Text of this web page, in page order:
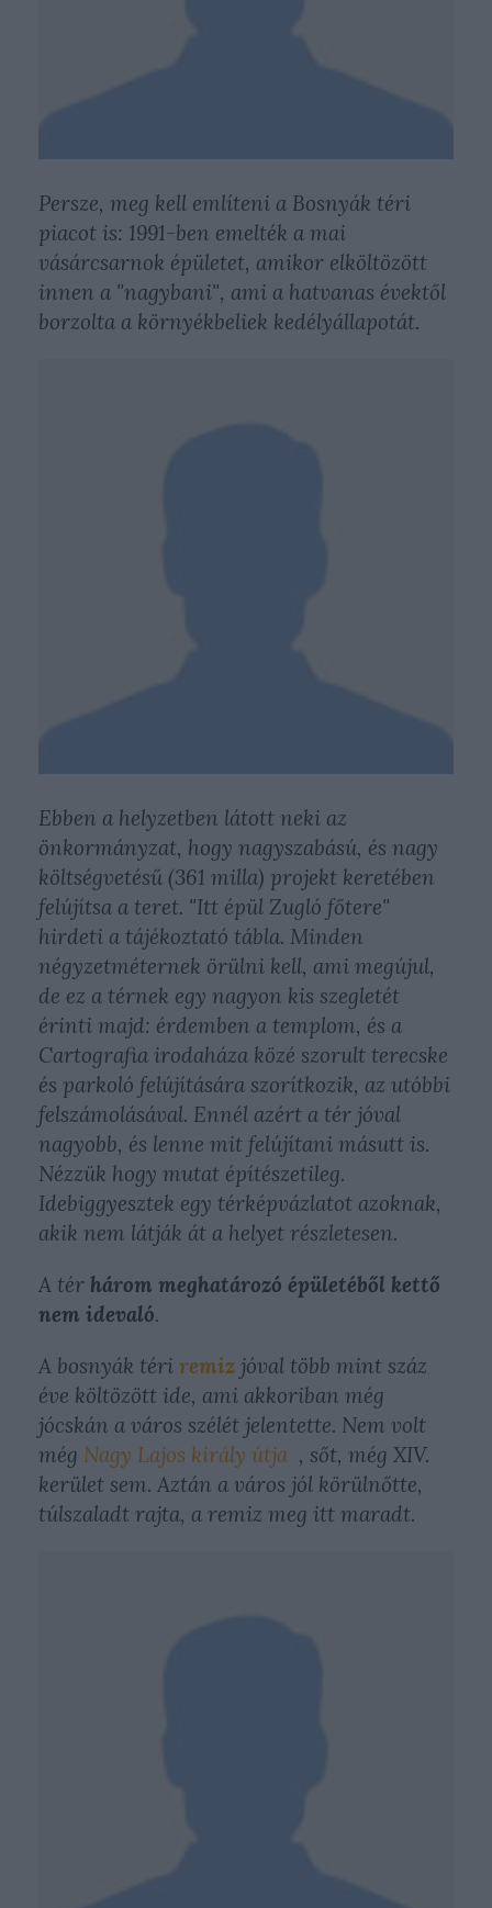
Persze, meg kell említeni a Bosnyák téri
piacot is: 1991-ben emelték a mai
vásárcsarnok épületet, amikor elköltözött
innen a "nagybani", ami a hatvanas évektől
borzolta a környékbeliek kedélyállapotát.
Ebben a helyzetben látott neki az
önkormányzat, hogy nagyszabású, és nagy
költségvetésű (361 milla) projekt keretében
felújítsa a teret. "Itt épül Zugló főtere"
hirdeti a tájékoztató tábla. Minden
négyzetméternek örülni kell, ami megújul,
de ez a térnek egy nagyon kis szegletét
érinti majd: érdemben a templom, és a
Cartografia irodaháza közé szorult terecske
és parkoló felújítására szorítkozik, az utóbbi
felszámolásával. Ennél azért a tér jóval
nagyobb, és lenne mit felújítani másutt is.
Nézzük hogy mutat építészetileg.
Idebiggyesztek egy térképvázlatot azoknak,
akik nem látják át a helyet részletesen.
A tér három meghatározó épületéből kettő
nem idevaló.
A bosnyák téri remiz jóval több mint száz
éve költözött ide, ami akkoriban még
jócskán a város szélét jelentette. Nem volt
még Nagy Lajos király útja , sőt, még XIV.
kerület sem. Aztán a város jól körülnőtte,
túlszaladt rajta, a remiz meg itt maradt.